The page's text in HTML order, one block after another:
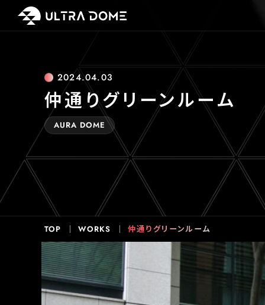
2024.04.03
仲通りグリーンルーム
AURA DOME
TOP WORKS 仲通りグリーンルーム